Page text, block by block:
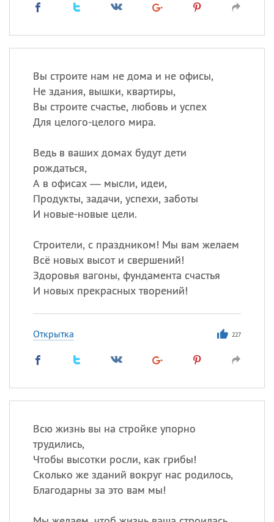
Вы строите нам не дома и не офисы,
Не здания, вышки, квартиры,
Вы строите счастье, любовь и успех
Для целого-целого мира.
Ведь в ваших домах будут дети
рождаться,
А в офисах — мысли, идеи,
Продукты, задачи, успехи, заботы
И новые-новые цели.
Строители, с праздником! Мы вам желаем
Всё новых высот и свершений!
Здоровья вагоны, фундамента счастья
И новых прекрасных творений!
Открытка 227
Всю жизнь вы на стройке упорно
трудились,
Чтобы высотки росли, как грибы!
Сколько же зданий вокруг нас родилось,
Благодарны за это вам мы!